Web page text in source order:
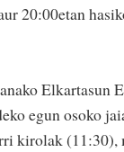
20:00etan
Elkartasun
egun osoko
kirolak (11:30),